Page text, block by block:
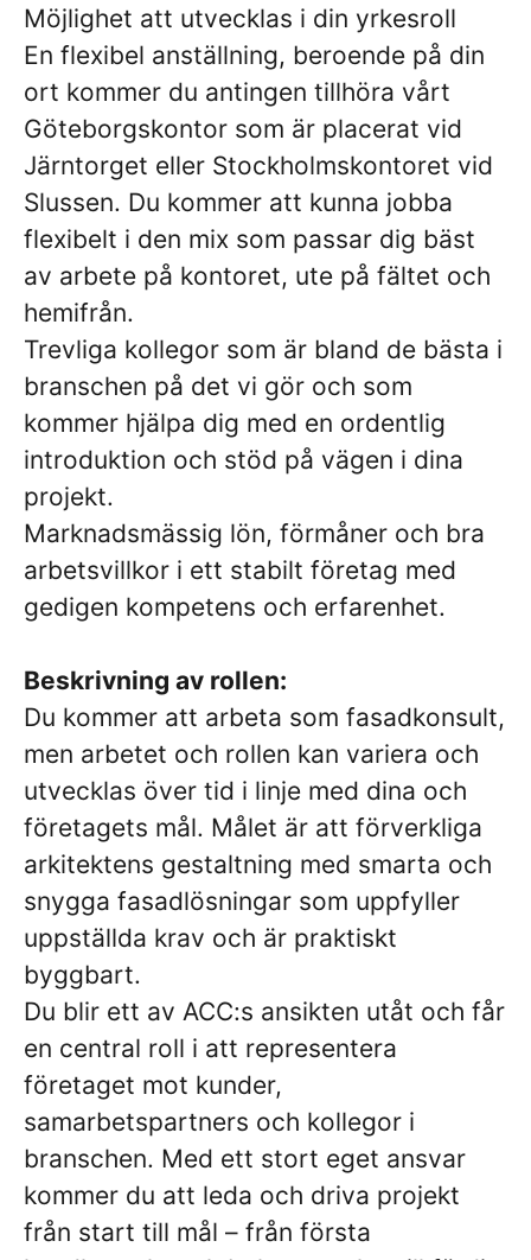
Möjlighet att utvecklas i din yrkesroll
En flexibel anställning, beroende på din
ort kommer du antingen tillhöra vårt
Göteborgskontor som är placerat vid
Järntorget eller Stockholmskontoret vid
Slussen. Du kommer att kunna jobba
flexibelt i den mix som passar dig bäst
av arbete på kontoret, ute på fältet och
hemifrån.
Trevliga kollegor som är bland de bästa i
branschen på det vi gör och som
kommer hjälpa dig med en ordentlig
introduktion och stöd på vägen i dina
projekt.
Marknadsmässig lön, förmåner och bra
arbetsvillkor i ett stabilt företag med
gedigen kompetens och erfarenhet.
Beskrivning av rollen:
Du kommer att arbeta som fasadkonsult,
men arbetet och rollen kan variera och
utvecklas över tid i linje med dina och
företagets mål. Målet är att förverkliga
arkitektens gestaltning med smarta och
snygga fasadlösningar som uppfyller
uppställda krav och är praktiskt
byggbart.
Du blir ett av ACC:s ansikten utåt och får
en central roll i att representera
företaget mot kunder,
samarbetspartners och kollegor i
branschen. Med ett stort eget ansvar
kommer du att leda och driva projekt
från start till mål – från första